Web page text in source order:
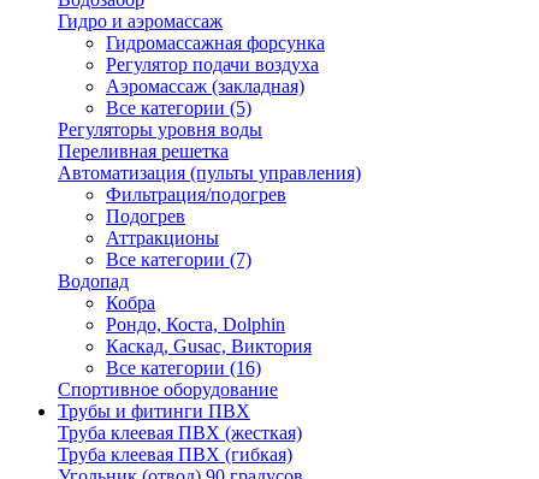
Гидро и аэромассаж
Гидромассажная форсунка
Регулятор подачи воздуха
Аэромассаж (закладная)
Все категории (5)
Регуляторы уровня воды
Переливная решетка
Автоматизация (пульты управления)
Фильтрация/подогрев
Подогрев
Аттракционы
Все категории (7)
Водопад
Кобра
Рондо, Коста, Dolphin
Каскад, Gusac, Виктория
Все категории (16)
Спортивное оборудование
Трубы и фитинги ПВХ
Труба клеевая ПВХ (жесткая)
Труба клеевая ПВХ (гибкая)